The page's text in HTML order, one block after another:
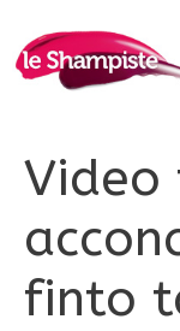
contenuto
finto